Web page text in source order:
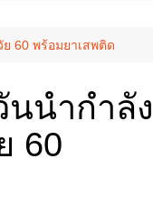
60 พร้อมยาเสพติด
นำกำลัง
60